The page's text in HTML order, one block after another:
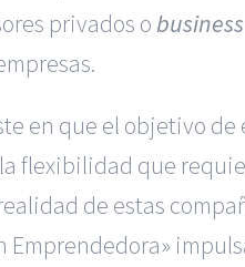
privados o
en que el objetivo
flexibilidad que
de estas
Emprendedora»